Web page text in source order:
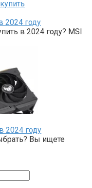
2024 году
в 2024 году? MSI
2024 году
Вы ищете